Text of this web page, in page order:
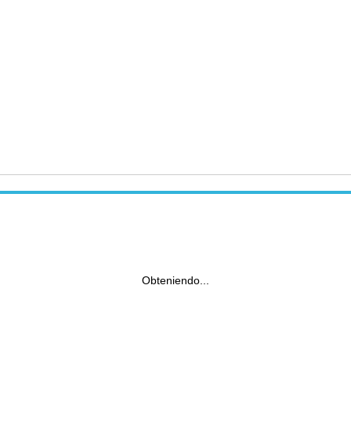
Obteniendo...